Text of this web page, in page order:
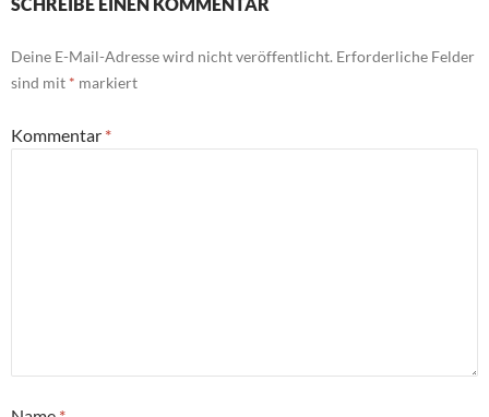
Deine E-Mail-Adresse wird nicht veröffentlicht. Erforderliche Felder
sind mit * markiert
Kommentar *